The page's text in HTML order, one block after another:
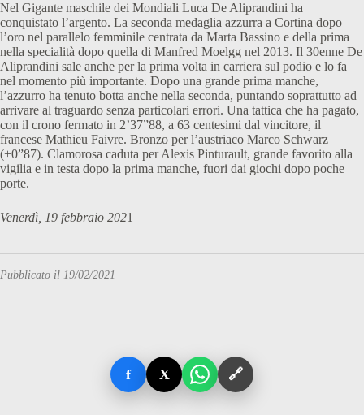
Nel Gigante maschile dei Mondiali Luca De Aliprandini ha
conquistato l’argento. La seconda medaglia azzurra a Cortina dopo
l’oro nel parallelo femminile centrata da Marta Bassino e della prima
nella specialità dopo quella di Manfred Moelgg nel 2013. Il 30enne De
Aliprandini sale anche per la prima volta in carriera sul podio e lo fa
nel momento più importante. Dopo una grande prima manche,
l’azzurro ha tenuto botta anche nella seconda, puntando soprattutto ad
arrivare al traguardo senza particolari errori. Una tattica che ha pagato,
con il crono fermato in 2’37”88, a 63 centesimi dal vincitore, il
francese Mathieu Faivre. Bronzo per l’austriaco Marco Schwarz
(+0”87). Clamorosa caduta per Alexis Pinturault, grande favorito alla
vigilia e in testa dopo la prima manche, fuori dai giochi dopo poche
porte.
Venerdì, 19 febbraio 2021
Pubblicato il 19/02/2021
f X 🔗